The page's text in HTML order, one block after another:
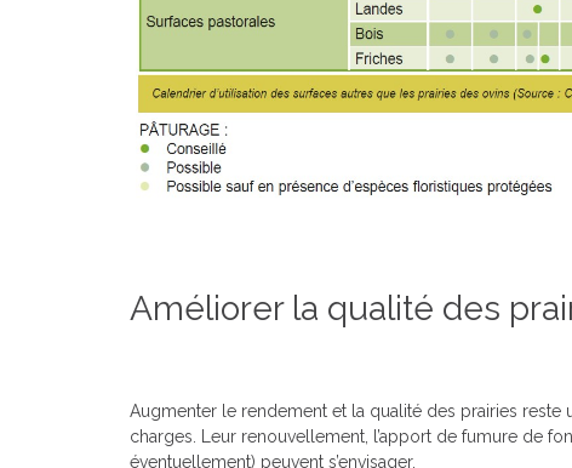
Améliorer la qualité des
Augmenter le rendement et la qualité des prairies reste
charges. Leur renouvellement, l’apport de fumure de
éventuellement) peuvent s’envisager.